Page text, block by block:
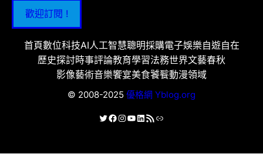
歡迎訂閱 !
首頁數位科技AI人工智慧聰明採購電子娛樂自遊自在
歷史探討時事評論教育學習法務世界文藝春秋
影像藝術音樂饗宴美食饕餮動漫領域
© 2008-2025 優格網 Yblog.org
X Facebook
Instagram
YouTube
LinkedIn
RSS 資訊提供連結